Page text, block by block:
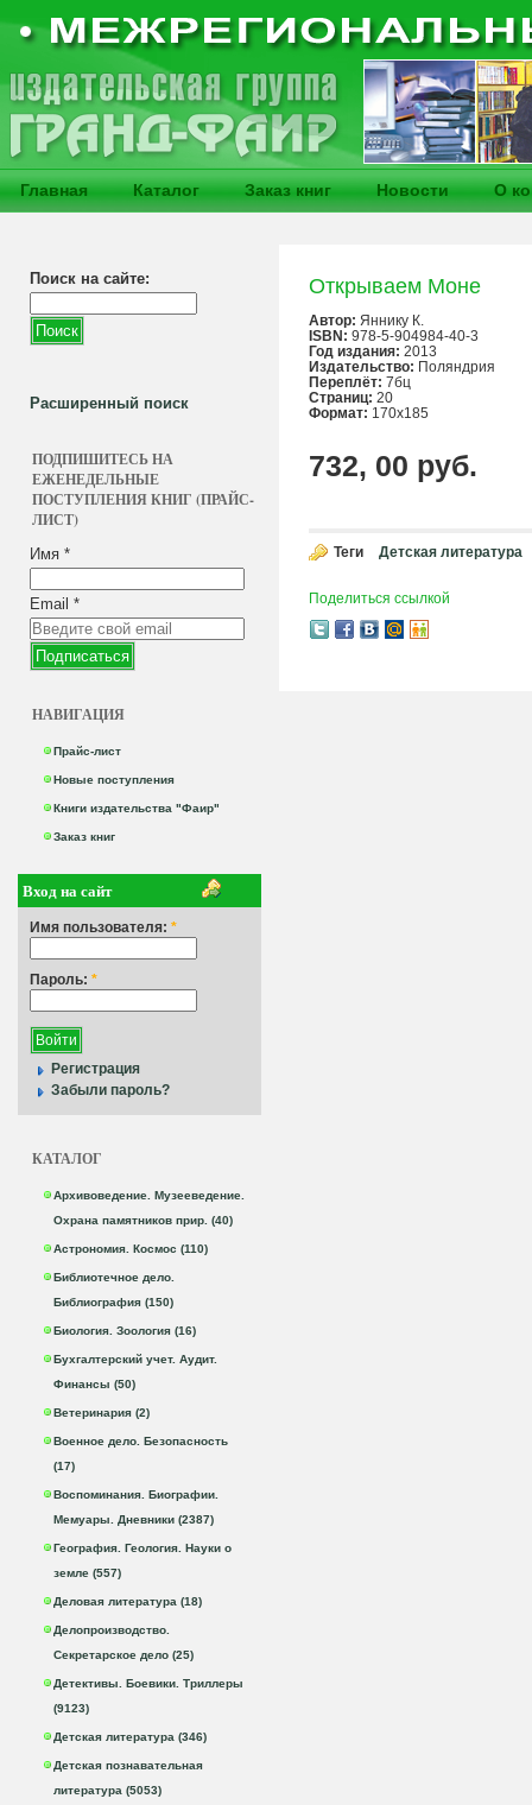
Главная Каталог Заказ книг Новости О
Поиск на сайте:
Расширенный поиск
ПОДПИШИТЕСЬ НА
ЕЖЕНЕДЕЛЬНЫЕ
ПОСТУПЛЕНИЯ КНИГ (ПРАЙС-
ЛИСТ)
Имя *
Email *
НАВИГАЦИЯ
Прайс-лист
Новые поступления
Книги издательства "Фаир"
Заказ книг
Вход на сайт
Имя пользователя: *
Пароль: *
Регистрация
Забыли пароль?
КАТАЛОГ
Архивоведение. Музееведение.
Охрана памятников прир. (40)
Астрономия. Космос (110)
Библиотечное дело.
Библиография (150)
Биология. Зоология (16)
Бухгалтерский учет. Аудит.
Финансы (50)
Ветеринария (2)
Военное дело. Безопасность
(17)
Воспоминания. Биографии.
Мемуары. Дневники (2387)
География. Геология. Науки о
земле (557)
Деловая литература (18)
Делопроизводство.
Секретарское дело (25)
Детективы. Боевики. Триллеры
(9123)
Детская литература (346)
Детская познавательная
литература (5053)
Открываем Моне
Автор: Яннику К.
ISBN: 978-5-904984-40-3
Год издания: 2013
Издательство: Поляндрия
Переплёт: 7бц
Страниц: 20
Формат: 170х185
732, 00 руб.
Теги Детская литература
Поделиться ссылкой